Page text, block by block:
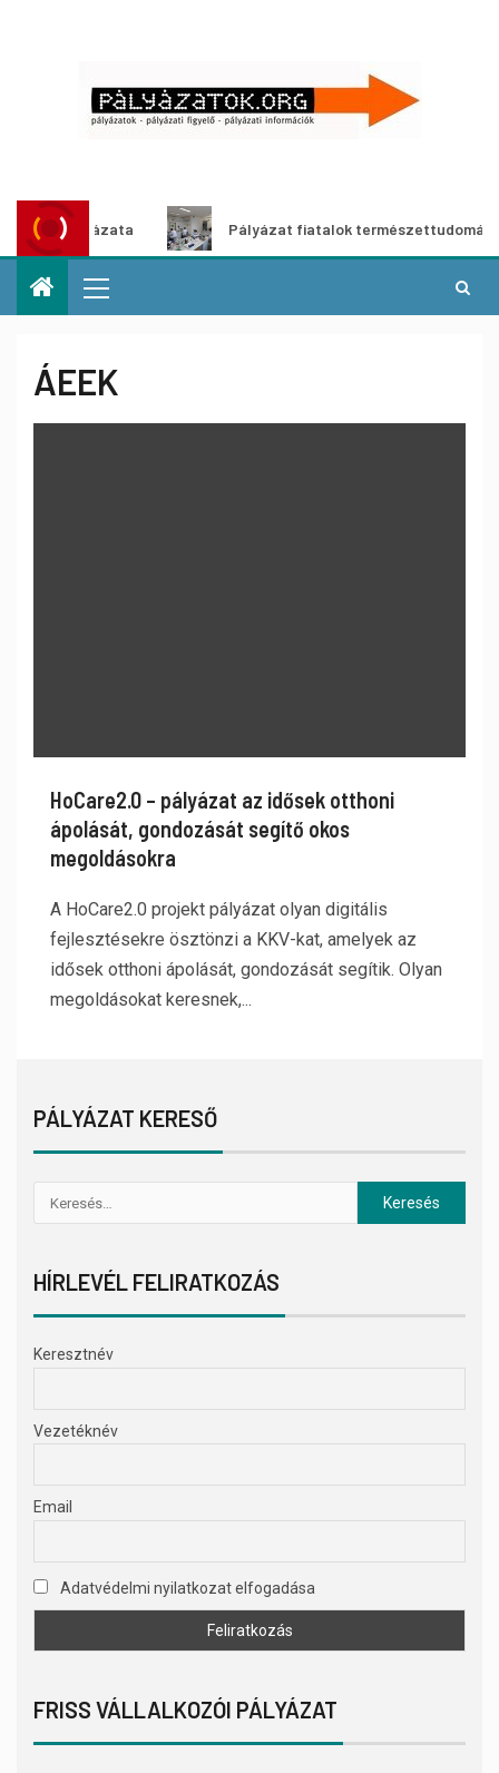
pályázata Pályázat fiatalok természettudományos
ÁEEK
HoCare2.0 – pályázat az idősek otthoni
ápolását, gondozását segítő okos
megoldásokra
A HoCare2.0 projekt pályázat olyan digitális
fejlesztésekre ösztönzi a KKV-kat, amelyek az
idősek otthoni ápolását, gondozását segítik. Olyan
megoldásokat keresnek,...
PÁLYÁZAT KERESŐ
HÍRLEVÉL FELIRATKOZÁS
Keresztnév
Vezetéknév
Email
Adatvédelmi nyilatkozat elfogadása
FRISS VÁLLALKOZÓI PÁLYÁZAT